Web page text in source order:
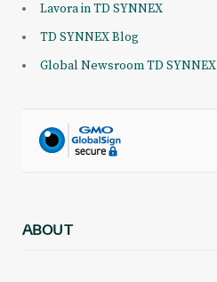
Lavora in TD SYNNEX
TD SYNNEX Blog
Global Newsroom TD SYNNEX
ABOUT